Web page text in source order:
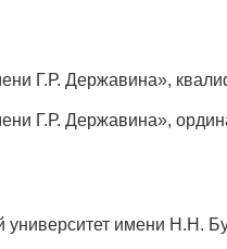
Г.Р. Державина»,
Г.Р. Державина»,
имени Н.Н.